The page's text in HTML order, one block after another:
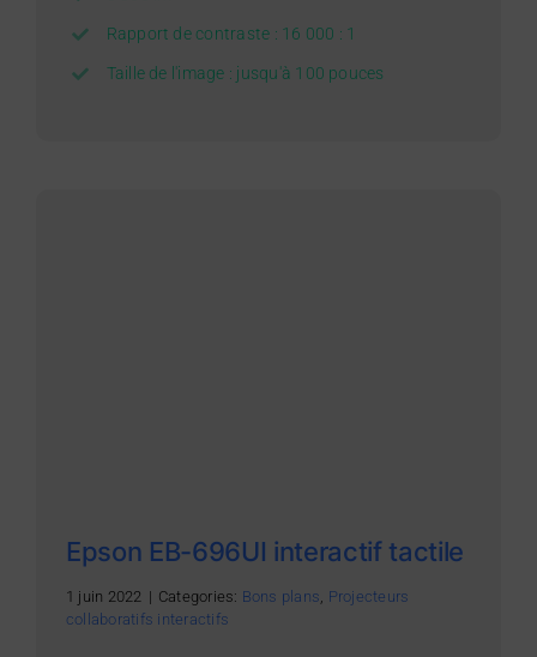
Rapport de contraste : 16 000 : 1
Taille de l'image : jusqu'à 100 pouces
Epson EB-696UI interactif tactile
1 juin 2022 | Categories: Bons plans Projecteurs
collaboratifs interactifs